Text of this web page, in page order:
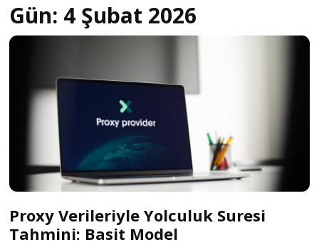
Gün: 4 Şubat 2026
Proxy Verileriyle Yolculuk Suresi
Tahmini: Basit Model